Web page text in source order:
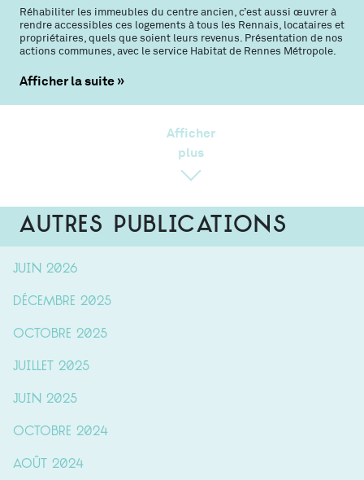
Réhabiliter les immeubles du centre ancien, c’est aussi œuvrer à
rendre accessibles ces logements à tous les Rennais, locataires et
propriétaires, quels que soient leurs revenus. Présentation de nos
actions communes, avec le service Habitat de Rennes Métropole.
Afficher la suite
Afficher
plus
Autres publications
juin 2026
décembre 2025
octobre 2025
juillet 2025
juin 2025
octobre 2024
août 2024